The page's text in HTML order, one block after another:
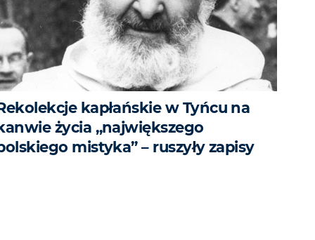
kapłańskie w Tyńcu na
życia „największego
mistyka” – ruszyły zapisy